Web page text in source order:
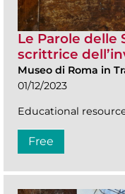
Le Parole delle
scrittrice
Museo di Roma in
01/12/2023
Educational
Free